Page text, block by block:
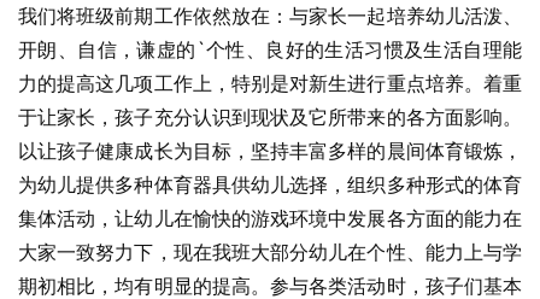
我们将班级前期工作依然放在：与家长一起培养幼儿活泼、
开朗、自信，谦虚的`个性、良好的生活习惯及生活自理能
力的提高这几项工作上，特别是对新生进行重点培养。着重
于让家长，孩子充分认识到现状及它所带来的各方面影响。
以让孩子健康成长为目标，坚持丰富多样的晨间体育锻炼，
为幼儿提供多种体育器具供幼儿选择，组织多种形式的体育
集体活动，让幼儿在愉快的游戏环境中发展各方面的能力在
大家一致努力下，现在我班大部分幼儿在个性、能力上与学
期初相比，均有明显的提高。参与各类活动时，孩子们基本